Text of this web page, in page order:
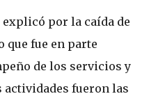
por la caída de
que fue en parte
de los servicios y
actividades fueron las